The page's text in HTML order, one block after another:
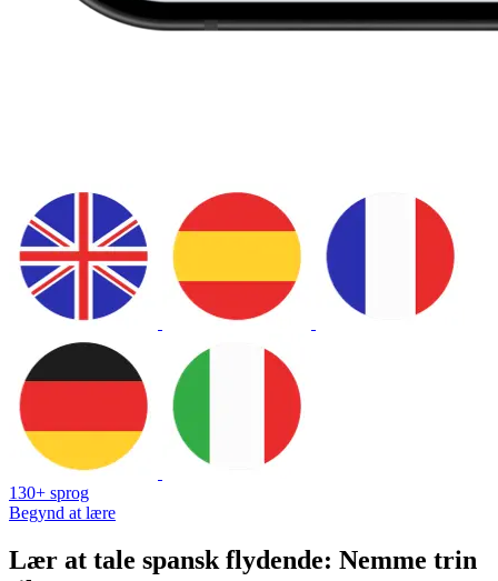
130+ sprog
Begynd at lære
Lær at tale spansk flydende: Nemme trin